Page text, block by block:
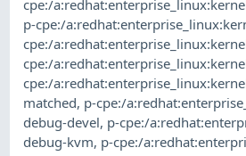
cpe:/
p-cpe:/
cpe:/
cpe:/
cpe:/
matched, p-cpe:/
debug-devel, p-cpe:/
debug-kvm, p-cpe:/